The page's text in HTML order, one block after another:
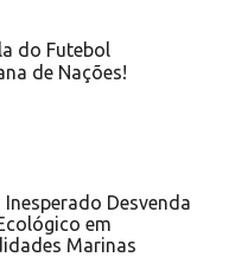
do Futebol
de Nações!
Inesperado Desvenda
em
Marinas